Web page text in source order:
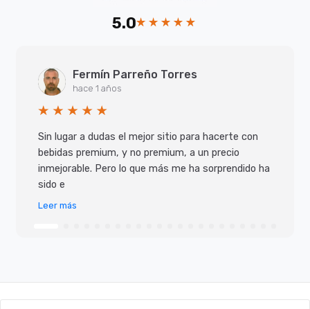
5.0
Fermín Parreño Torres
hace 1 años
Sin lugar a dudas el mejor sitio para hacerte con
bebidas premium, y no premium, a un precio
inmejorable. Pero lo que más me ha sorprendido ha
sido e
Leer más